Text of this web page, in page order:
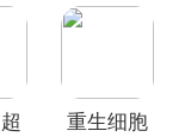
重生细胞